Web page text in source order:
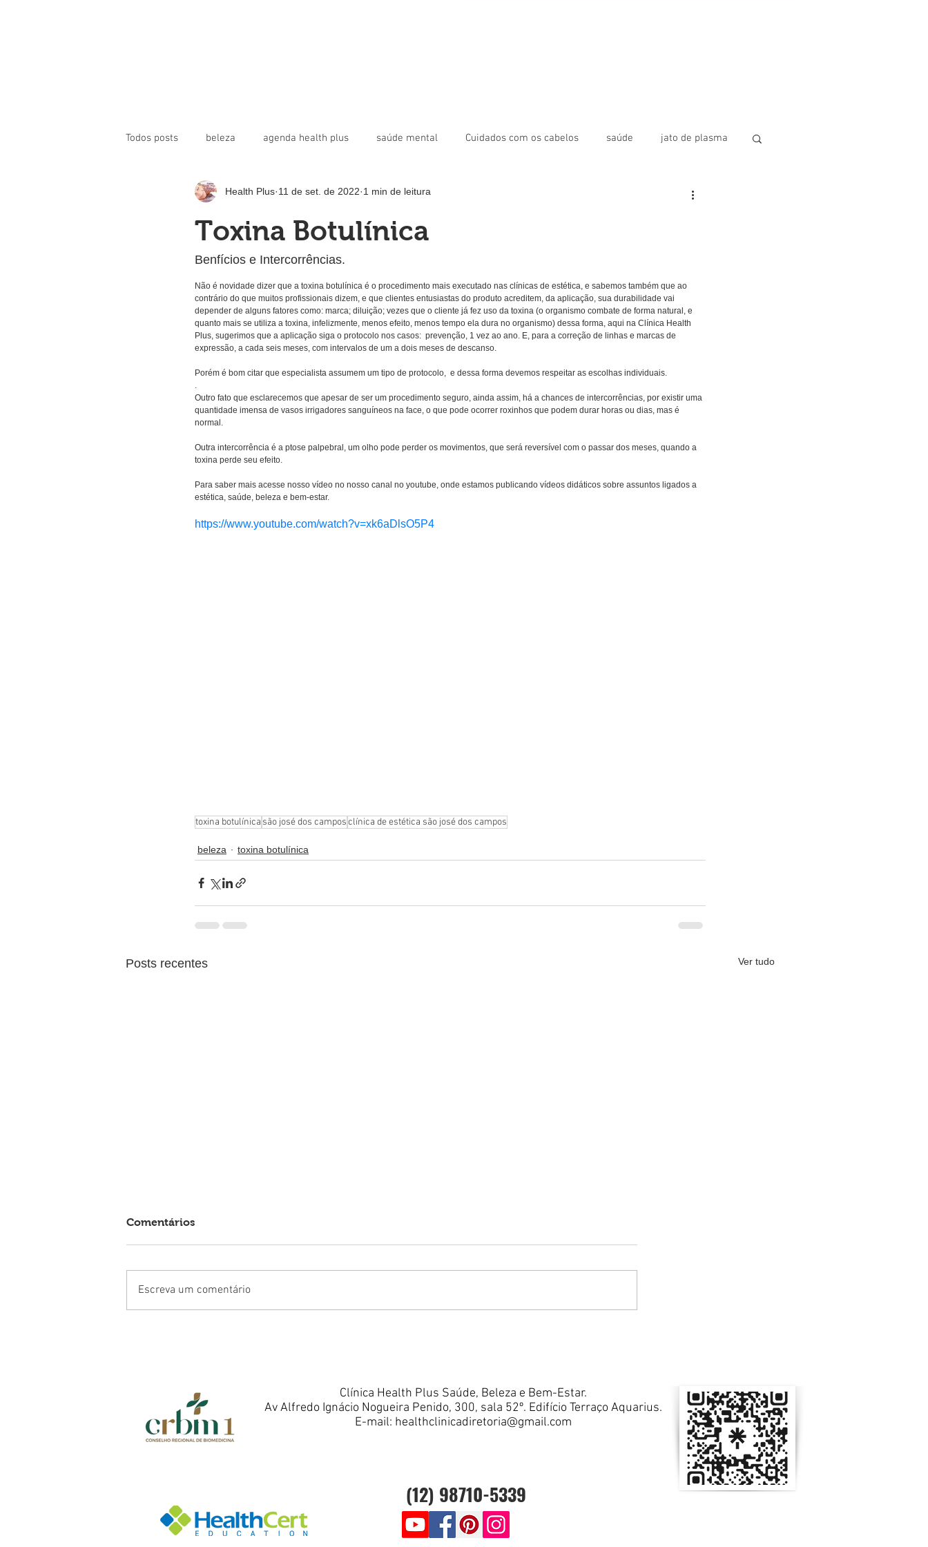
Todos posts beleza agenda health plus saúde mental Cuidados com os cabelos saúde jato de plasma
toxina botulínica beleza toxina botulínica bioestimulador Fios de PDO
Toxina Botulínica
Health Plus 11 de set. de 2022 1 min de leitura
Benfícios e Intercorrências.
Não é novidade dizer que a toxina botulínica é o procedimento mais executado nas clínicas de estética, e sabemos também que ao
contrário do que muitos profissionais dizem, e que clientes entusiastas do produto acreditem, da aplicação, sua durabilidade vai
depender de alguns fatores como: marca; diluição; vezes que o cliente já fez uso da toxina (o organismo combate de forma natural, e
quanto mais se utiliza a toxina, infelizmente, menos efeito, menos tempo ela dura no organismo) dessa forma, aqui na Clínica Health
Plus, sugerimos que a aplicação siga o protocolo nos casos:  prevenção, 1 vez ao ano. E, para a correção de linhas e marcas de
expressão, a cada seis meses, com intervalos de um a dois meses de descanso.
Porém é bom citar que especialista assumem um tipo de protocolo,  e dessa forma devemos respeitar as escolhas individuais.
.
Outro fato que esclarecemos que apesar de ser um procedimento seguro, ainda assim, há a chances de intercorrências, por existir uma
quantidade imensa de vasos irrigadores sanguíneos na face, o que pode ocorrer roxinhos que podem durar horas ou dias, mas é
normal.
Outra intercorrência é a ptose palpebral, um olho pode perder os movimentos, que será reversível com o passar dos meses, quando a
toxina perde seu efeito.
Para saber mais acesse nosso vídeo no nosso canal no youtube, onde estamos publicando vídeos didáticos sobre assuntos ligados a
estética, saúde, beleza e bem-estar.
https://www.youtube.com/watch?v=xk6aDlsO5P4
toxina botulínica são josé dos camposclínica de estética são josé dos campos
beleza toxina botulínica
Posts recentes Ver tudo
Indicado para Sua Pele.
Comentários
Escreva um comentário
Clínica Health Plus Saúde, Beleza e Bem-Estar.
Av Alfredo Ignácio Nogueira Penido, 300, sala 52º. Edifício Terraço Aquarius.
E-mail: healthclinicadiretoria@gmail.com
(12) 98710-5339